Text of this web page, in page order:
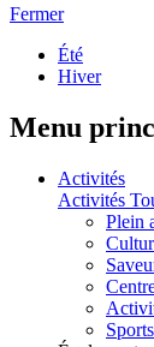
Fermer
Été
Hiver
Menu
Activités
Activités
Plein